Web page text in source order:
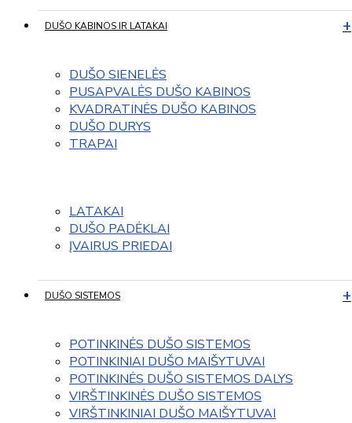
DUŠO KABINOS IR LATAKAI
DUŠO SIENELĖS
PUSAPVALĖS DUŠO KABINOS
KVADRATINĖS DUŠO KABINOS
DUŠO DURYS
TRAPAI
LATAKAI
DUŠO PADĖKLAI
ĮVAIRUS PRIEDAI
DUŠO SISTEMOS
POTINKINĖS DUŠO SISTEMOS
POTINKINIAI DUŠO MAIŠYTUVAI
POTINKINĖS DUŠO SISTEMOS DALYS
VIRŠTINKINĖS DUŠO SISTEMOS
VIRŠTINKINIAI DUŠO MAIŠYTUVAI